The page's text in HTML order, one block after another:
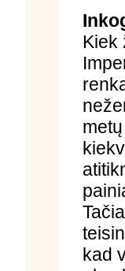
Kiek
kad